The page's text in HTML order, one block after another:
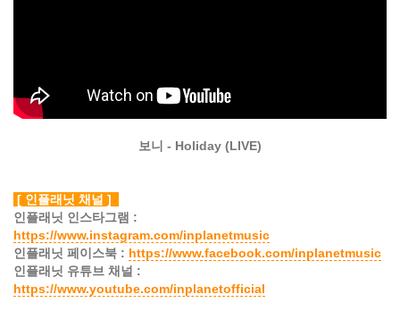
보니 - Holiday (LIVE)
[ 인플래닛 채널 ]
인플래닛 인스타그램 :
https://www.instagram.com/inplanetmusic
인플래닛 페이스북 : https://www.facebook.com/inplanetmusic
인플래닛 유튜브 채널 :
https://www.youtube.com/inplanetofficial